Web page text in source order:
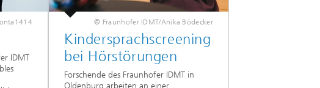
IDMT
© Fraunhofer IDMT/Anika Bödecker
Kindersprachscreening
bei Hörstörungen
Forschende des Fraunhofer IDMT in